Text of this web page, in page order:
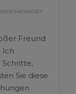
Freund
Ich
Sie diese